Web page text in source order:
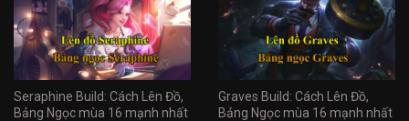
Seraphine Build: Cách Lên Đồ,
Bảng Ngọc mùa 16 mạnh nhất
Graves Build: Cách Lên Đồ,
Bảng Ngọc mùa 16 mạnh nhất